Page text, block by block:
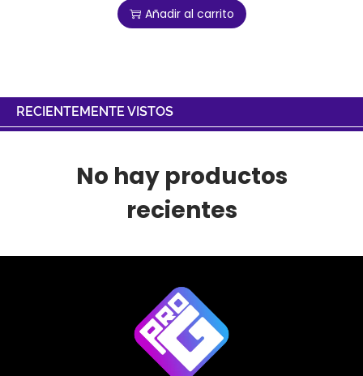
Añadir al carrito
RECIENTEMENTE VISTOS
No hay productos
recientes